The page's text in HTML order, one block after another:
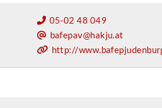
05-02 48 049
bafepav@hakju.at
http://